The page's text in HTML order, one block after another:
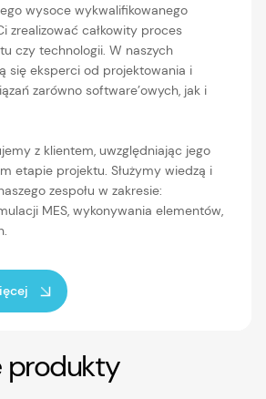
wysoce wykwalifikowanego
zrealizować całkowity proces
czy technologii. W naszych
się eksperci od projektowania i
zarówno software’owych, jak i
z klientem, uwzględniając jego
etapie projektu. Służymy wiedzą i
zespołu w zakresie:
MES, wykonywania elementów,
produkty